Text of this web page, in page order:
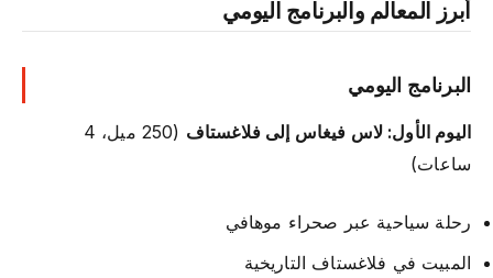
أبرز المعالم والبرنامج اليومي
البرنامج اليومي
اليوم الأول: لاس فيغاس إلى فلاغستاف
(250 ميل، 4
ساعات)
رحلة سياحية عبر صحراء موهافي
المبيت في فلاغستاف التاريخية